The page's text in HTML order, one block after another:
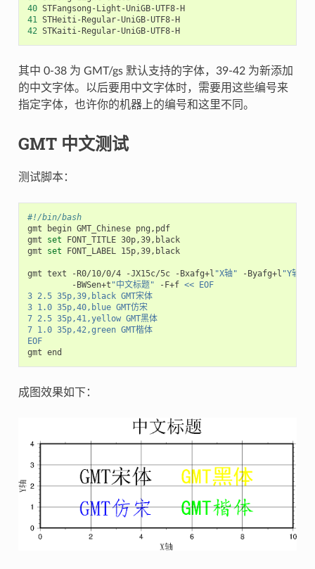
40
41
42
其中 0-38 为 GMT/gs 默认支持的字体，39-42 为新添加
的中文字体。以后要用中文字体时，需要用这些编号来
指定字体，也许你的机器上的编号和这里不同。
GMT 中文测试
测试脚本：
#!/bin/bash
gmt begin GMT_Chinese png,pdf
gmt set FONT_TITLE 30p,39,black
gmt set FONT_LABEL 15p,39,black
gmt text -R0/10/0/4 -JX15c/5c -Bxafg+l "X轴" -Byafg+l "Y轴"
         -BWSen+t
"中文标题" -F+f << EOF
3 2.5 35p,39,black GMT宋体
3 1.0 35p,40,blue GMT仿宋
7 2.5 35p,41,yellow GMT黑体
7 1.0 35p,42,green GMT楷体
EOF
成图效果如下：